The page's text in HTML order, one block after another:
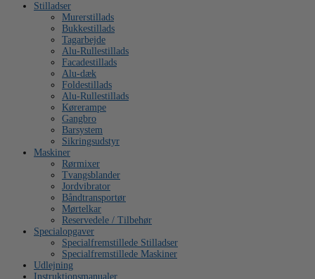
Stilladser
Murerstillads
Bukkestillads
Tagarbejde
Alu-Rullestillads
Facadestillads
Alu-dæk
Foldestillads
Alu-Rullestillads
Kørerampe
Gangbro
Barsystem
Sikringsudstyr
Maskiner
Rørmixer
Tvangsblander
Jordvibrator
Båndtransportør
Mørtelkar
Reservedele / Tilbehør
Specialopgaver
Specialfremstillede Stilladser
Specialfremstillede Maskiner
Udlejning
Instruktionsmanualer